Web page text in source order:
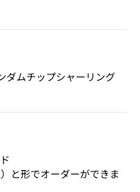
ダムチップシャーリング
と形でオーダーができま